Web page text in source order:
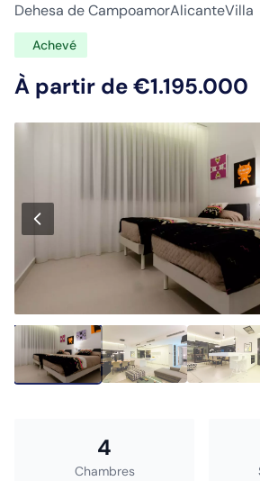
Dehesa de CampoamorAlicanteVilla
Achevé
À partir de €1.195.000
4
Chambres